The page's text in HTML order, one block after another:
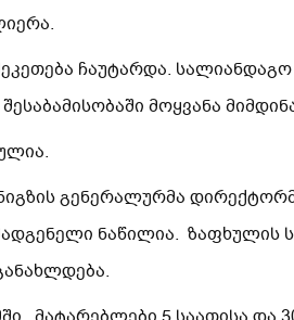
ჩაუტარდა.
მოყვანა
გენერალურმა
ნაწილია. ზაფხულის